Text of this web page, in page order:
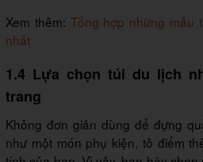
Xem thêm: Tổng hợp những mẫu
nhất
1.4 Lựa chọn túi du lịch
trang
Không đơn giản dùng để đựng
như một món phụ kiện, tô điểm